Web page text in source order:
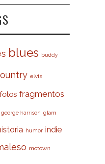
blues buddy
elvis
fotos fragmentos
george harrison glam
humor indie
motown